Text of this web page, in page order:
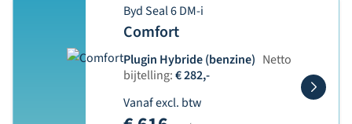
Byd Seal 6 DM-i
Comfort
Plugin Hybride (benzine) Netto
bijtelling:€ 282,-
Vanaf excl. btw